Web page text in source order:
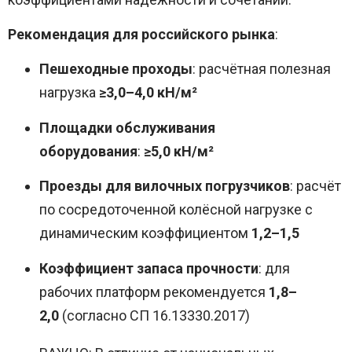
Рекомендация для российского рынка:
Пешеходные проходы: расчётная полезная
нагрузка ≥3,0–4,0 кН/м²
Площадки обслуживания
оборудования: ≥5,0 кН/м²
Проезды для вилочных погрузчиков: расчёт
по сосредоточенной колёсной нагрузке с
динамическим коэффициентом 1,2–1,5
Коэффициент запаса прочности: для
рабочих платформ рекомендуется 1,8–
2,0 (согласно СП 16.13330.2017)